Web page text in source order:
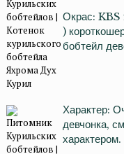
Окрас: KBS
)
бобтейл
Характер:
девчонка,
характером.